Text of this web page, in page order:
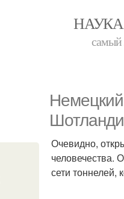
самый
Очевидно,
человечества.
сети